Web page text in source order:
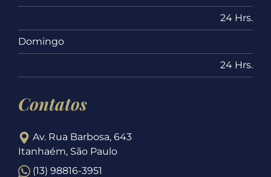
24 Hrs.
Domingo
24 Hrs.
Contatos
Av. Rua Barbosa, 643
Itanhaém, São Paulo
(13) 98816-3951